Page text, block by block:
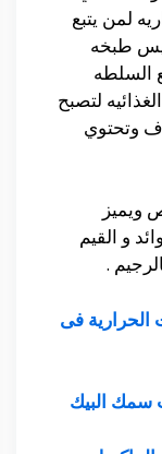
لمن يتبع
طبخه
السلطه
لتصبح
وتحتوي
ويميز
و القيم
.
الحرارية فى
سمك البيك